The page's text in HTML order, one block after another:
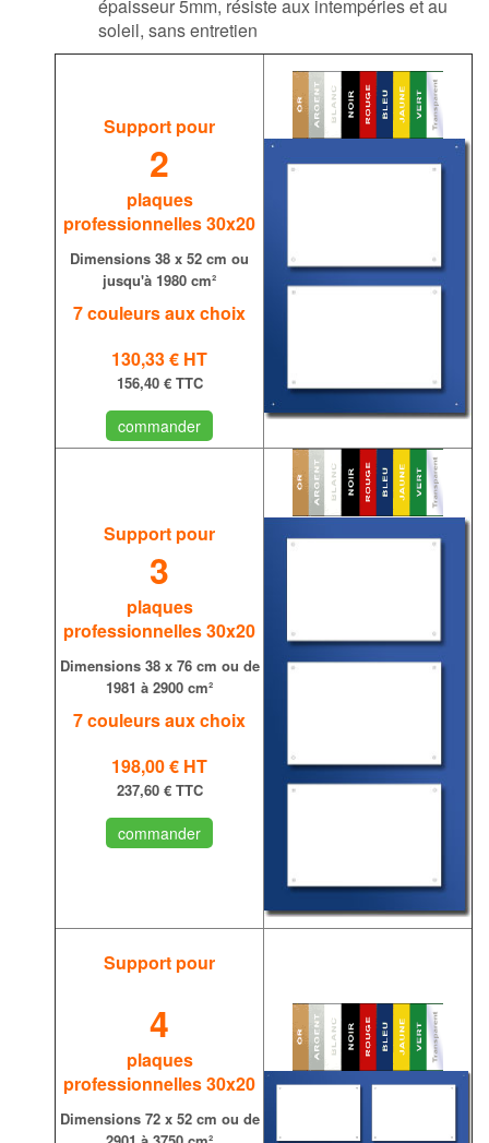
épaisseur 5mm, résiste aux intempéries et au
soleil, sans entretien
Support pour
2
plaques
professionnelles 30x20
Dimensions 38 x 52 cm ou
jusqu'à 1980 cm²
7 couleurs aux choix
130,33 € HT
156,40 € TTC
commander
Support pour
3
plaques
professionnelles 30x20
Dimensions 38 x 76 cm ou de
1981 à 2900 cm²
7 couleurs aux choix
198,00 € HT
237,60 € TTC
commander
Support pour
4
plaques
professionnelles 30x20
Dimensions 72 x 52 cm ou de